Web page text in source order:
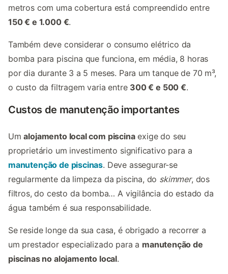
metros com uma cobertura está compreendido entre
150 € e 1.000 €.
Também deve considerar o consumo elétrico da
bomba para piscina que funciona, em média, 8 horas
por dia durante 3 a 5 meses. Para um tanque de 70 m³,
o custo da filtragem varia entre 300 € e 500 €.
Custos de manutenção importantes
Umalojamento local com piscinaexige do seu
proprietário um investimento significativo para a
manutenção de piscinas. Deve assegurar-se
regularmente da limpeza da piscina, do skimmer, dos
filtros, do cesto da bomba… A vigilância do estado da
água também é sua responsabilidade.
Se reside longe da sua casa, é obrigado a recorrer a
um prestador especializado para a manutenção de
piscinas no alojamento local.